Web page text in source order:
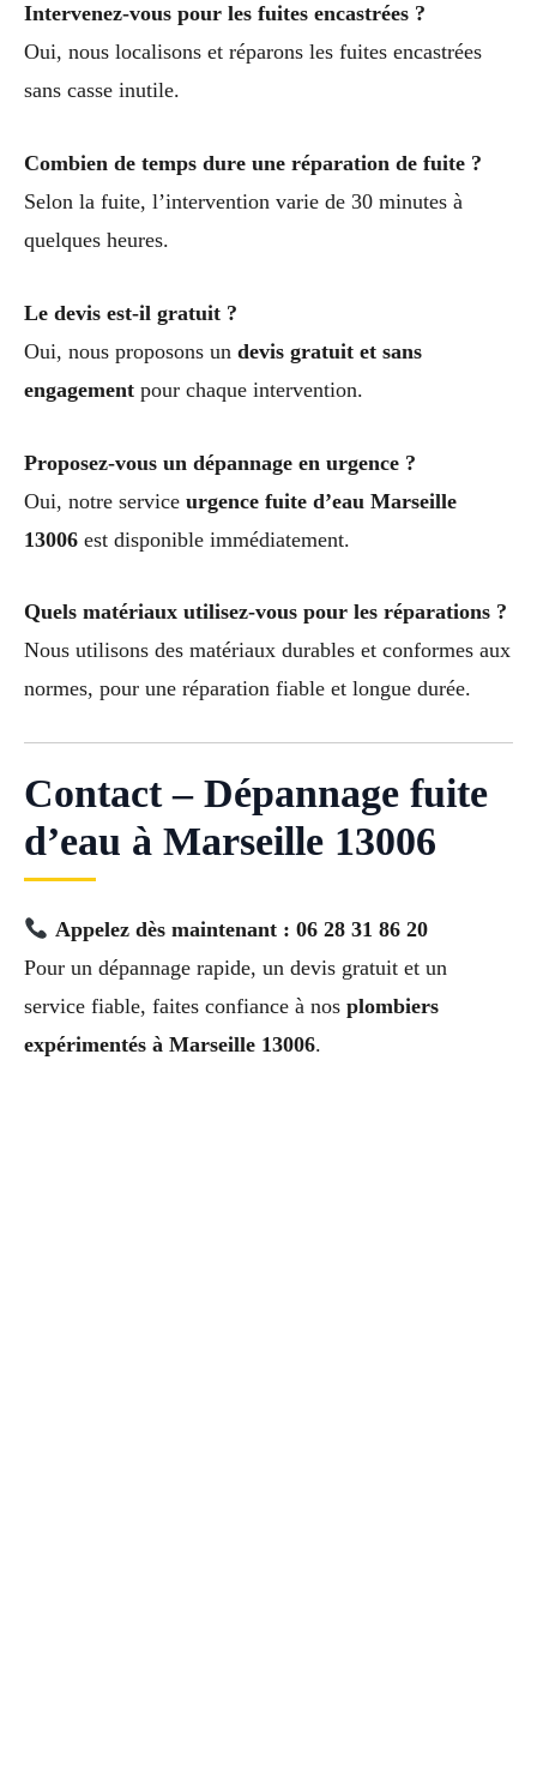
Intervenez-vous pour les fuites encastrées ?
Oui, nous localisons et réparons les fuites encastrées
sans casse inutile.
Combien de temps dure une réparation de fuite ?
Selon la fuite, l’intervention varie de 30 minutes à
quelques heures.
Le devis est-il gratuit ?
Oui, nous proposons un devis gratuit et sans
engagement pour chaque intervention.
Proposez-vous un dépannage en urgence ?
Oui, notre service urgence fuite d’eau Marseille
13006 est disponible immédiatement.
Quels matériaux utilisez-vous pour les réparations ?
Nous utilisons des matériaux durables et conformes aux
normes, pour une réparation fiable et longue durée.
Contact – Dépannage fuite
d’eau à Marseille 13006
Appelez dès maintenant : 06 28 31 86 20
Pour un dépannage rapide, un devis gratuit et un
service fiable, faites confiance à nos plombiers
expérimentés à Marseille 13006.